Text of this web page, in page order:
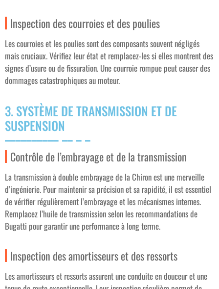
Inspection des courroies et des poulies
Les courroies et les poulies sont des composants souvent négligés
mais cruciaux. Vérifiez leur état et remplacez-les si elles montrent des
signes d’usure ou de fissuration. Une courroie rompue peut causer des
dommages catastrophiques au moteur.
3. SYSTÈME DE TRANSMISSION ET DE
SUSPENSION
Contrôle de l’embrayage et de la transmission
La transmission à double embrayage de la Chiron est une merveille
d’ingénierie. Pour maintenir sa précision et sa rapidité, il est essentiel
de vérifier régulièrement l’embrayage et les mécanismes internes.
Remplacez l’huile de transmission selon les recommandations de
Bugatti pour garantir une performance à long terme.
Inspection des amortisseurs et des ressorts
Les amortisseurs et ressorts assurent une conduite en douceur et une